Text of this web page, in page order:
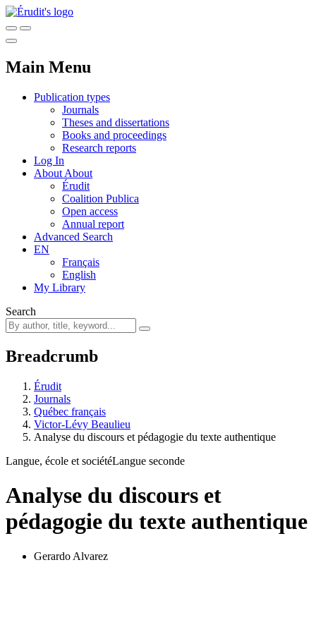
Main Menu
Publication types
Journals
Theses and dissertations
Books and proceedings
Research reports
Log In
About About
Érudit
Coalition Publica
Open access
Annual report
Advanced Search
EN
Français
English
My Library
Search
Breadcrumb
Érudit
Journals
Québec français
Victor-Lévy Beaulieu
Analyse du discours et pédagogie du texte authentique
Langue, école et sociétéLangue seconde
Analyse du discours et
pédagogie du texte authentique
Gerardo Alvarez